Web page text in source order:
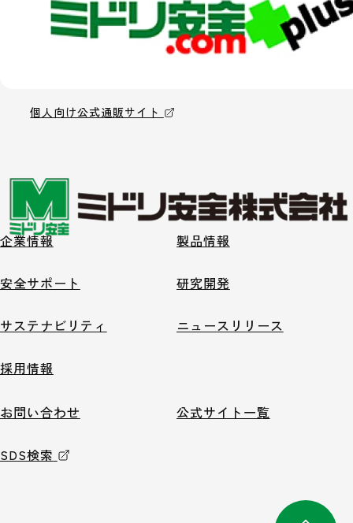
個人向け公式通販サイト
企業情報 製品情報
安全サポート 研究開発
サステナビリティ ニュースリリース
採用情報
お問い合わせ 公式サイト一覧
SDS検索